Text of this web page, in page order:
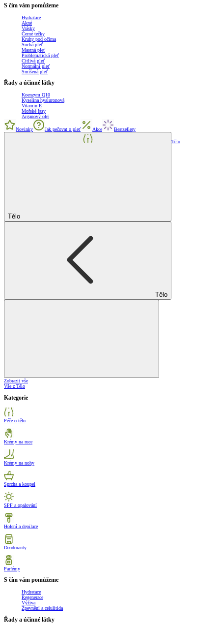
S čím vám pomůžeme
Hydratace
Akné
Vrásky
Černé tečky
Kruhy pod očima
Suchá pleť
Mastná pleť
Problematická pleť
Citlivá pleť
Normální pleť
Smíšená pleť
Řady a účinné látky
Koenzym Q10
Kyselina hyaluronová
Vitamin E
Mořské řasy
Arganový olej
Novinky Jak pečovat o pleť Akce Bestsellery
Tělo
Tělo
Tělo
Zobrazit vše
Vše z Tělo
Kategorie
Péče o tělo
Krémy na ruce
Krémy na nohy
Sprcha a koupel
SPF a opalování
Holení a depilace
Deodoranty
Parfémy
S čím vám pomůžeme
Hydratace
Regenerace
Výživa
Zpevnění a celulitida
Řady a účinné látky